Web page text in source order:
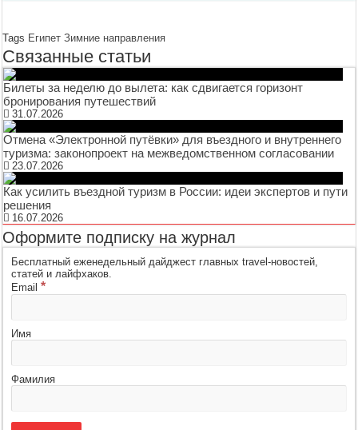
Tags Египет Зимние направления
Связанные статьи
Билеты за неделю до вылета: как сдвигается горизонт
бронирования путешествий
31.07.2026
Отмена «Электронной путёвки» для въездного и внутреннего
туризма: законопроект на межведомственном согласовании
23.07.2026
Как усилить въездной туризм в России: идеи экспертов и пути
решения
16.07.2026
Оформите подписку на журнал
Бесплатный еженедельный дайджест главных travel-новостей,
статей и лайфхаков.
Email*
Имя
Фамилия